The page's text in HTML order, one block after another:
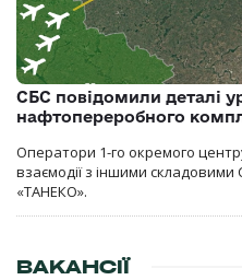
СБС повідомили деталі
нафтопереробного
Оператори 1-го окремого
взаємодії з іншими
«ТАНЕКО».
ВАКАНСІЇ